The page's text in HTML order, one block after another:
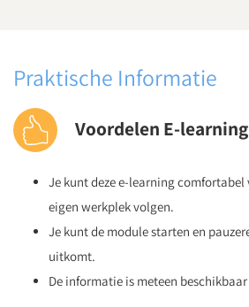
Praktische Informatie
Voordelen E-learning
Je kunt deze e-learning
eigen werkplek volgen.
Je kunt de module starten en
uitkomt.
De informatie is meteen